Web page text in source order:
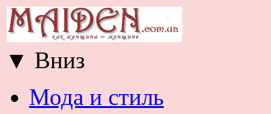
▼ Вниз
Мода и стиль